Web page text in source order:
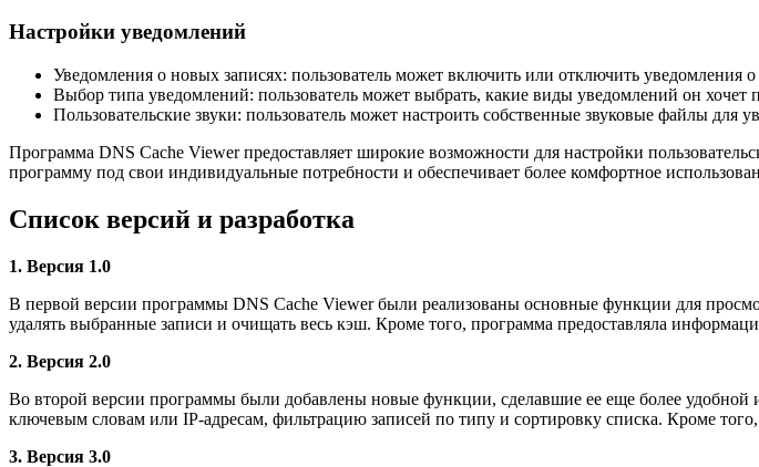
Настройки уведомлений
Уведомления о новых записях: пользователь может включить или отключить уведомления
Выбор типа уведомлений: пользователь может выбрать, какие виды уведомлений он
Пользовательские звуки: пользователь может настроить собственные звуковые файлы для
Программа DNS Cache Viewer предоставляет широкие возможности для настройки
программу под свои индивидуальные потребности и обеспечивает более комфортное
Список версий и разработка
1. Версия 1.0
В первой версии программы DNS Cache Viewer были реализованы основные функции для
удалять выбранные записи и очищать весь кэш. Кроме того, программа предоставляла
2. Версия 2.0
Во второй версии программы были добавлены новые функции, сделавшие ее еще более
ключевым словам или IP-адресам, фильтрацию записей по типу и сортировку списка. Кроме
3. Версия 3.0